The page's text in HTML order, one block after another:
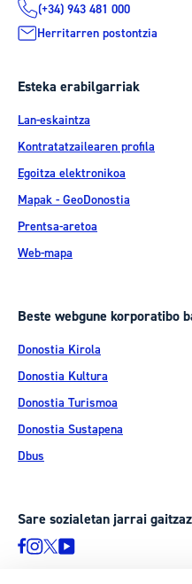
(+34) 943 481 000
Herritarren postontzia
Esteka erabilgarriak
Lan-eskaintza
Kontratatzailearen profila
Egoitza elektronikoa
Mapak - GeoDonostia
Prentsa-aretoa
Web-mapa
Beste webgune korporatibo
Donostia Kirola
Donostia Kultura
Donostia Turismoa
Donostia Sustapena
Dbus
Sare sozialetan jarrai